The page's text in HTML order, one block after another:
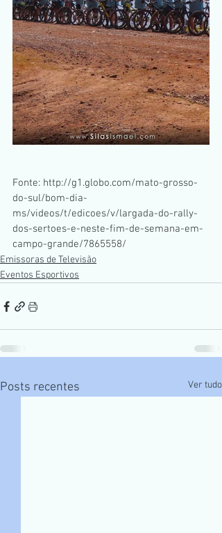
Fonte: http://g1.globo.com/mato-grosso-
do-sul/bom-dia-
ms/videos/t/edicoes/v/largada-do-rally-
dos-sertoes-e-neste-fim-de-semana-em-
campo-grande/7865558/
Emissoras de Televisão
Eventos Esportivos
Posts recentes Ver tudo